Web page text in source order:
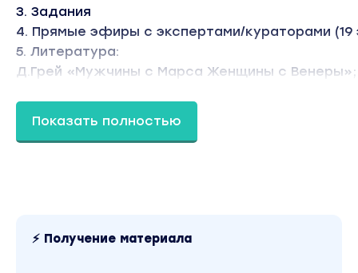
3. Задания
4. Прямые эфиры с экспертами/кураторами
5. Литература:
Д.Грей «Мужчины с Марса Женщины с Венеры»;
избавления от гнева и чувства вины,
взаимопонимания в любой ситуации»
Показать полностью
⚡ Получение материала